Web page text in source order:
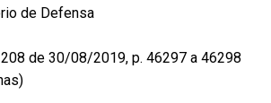
de Defensa
208 de 30/08/2019, p. 46297 a 46298